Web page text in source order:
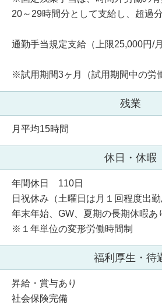
20～29時間分として支給し、超過
通勤手当規定支給（上限25,000円/月
※試用期間3ヶ月（試用期間中の労
残業
月平均15時間
休日・休暇
年間休日 110日
日祝休み（土曜日は月１回程度出勤
年末年始、GW、夏期の長期休暇あ
※１年単位の変形労働時間制
福利厚生・待
昇給・賞与あり
社会保険完備